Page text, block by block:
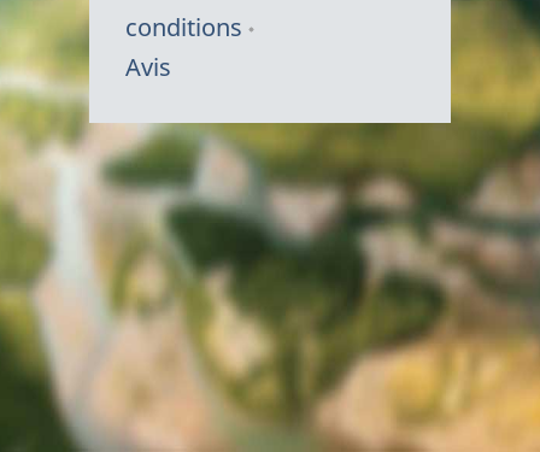
conditions
Avis
Canada